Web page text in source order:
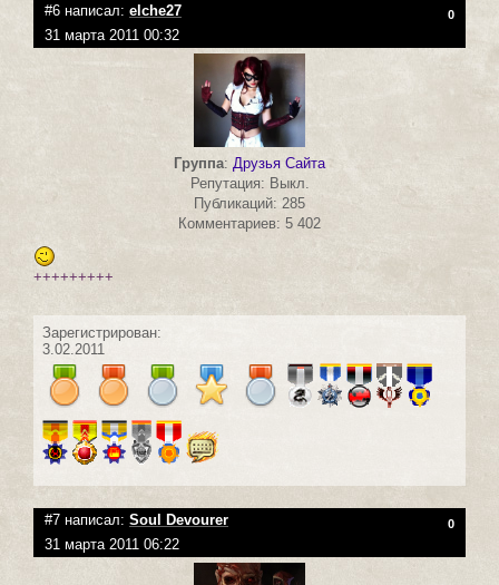
#6 написал: elche27 0
31 марта 2011 00:32
Группа: Друзья Сайта
Репутация: Выкл.
Публикаций: 285
Комментариев: 5 402
+++++++++
Зарегистрирован:
3.02.2011
#7 написал: Soul Devourer 0
31 марта 2011 06:22